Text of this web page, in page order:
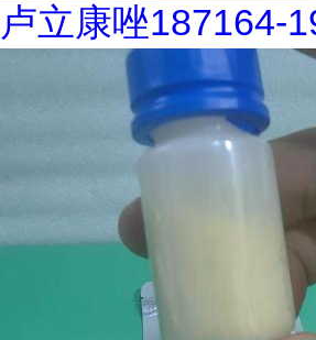
卢立康唑187164-